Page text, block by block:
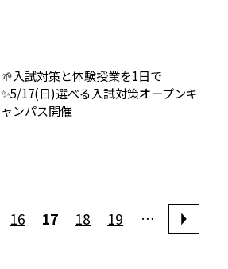
🌱入試対策と体験授業を1日で
✨5/17(日)選べる入試対策オープンキ
ャンパス開催
16 17 18 19 …